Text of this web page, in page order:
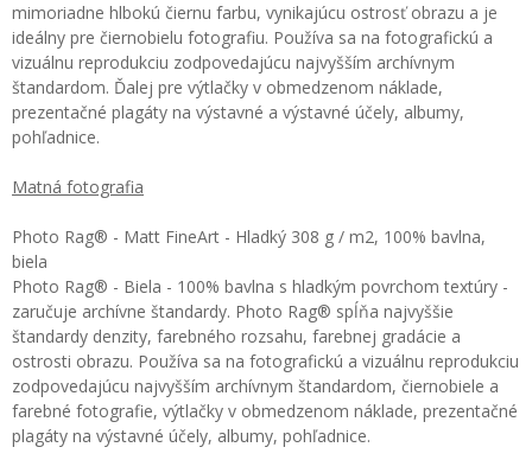
mimoriadne hlbokú čiernu farbu, vynikajúcu ostrosť obrazu a je
ideálny pre čiernobielu fotografiu. Používa sa na fotografickú a
vizuálnu reprodukciu zodpovedajúcu najvyšším archívnym
štandardom. Ďalej pre výtlačky v obmedzenom náklade,
prezentačné plagáty na výstavné a výstavné účely, albumy,
pohľadnice.
Matná fotografia
Photo Rag® - Matt FineArt - Hladký 308 g / m2, 100% bavlna,
biela
Photo Rag® - Biela - 100% bavlna s hladkým povrchom textúry -
zaručuje archívne štandardy. Photo Rag® spĺňa najvyššie
štandardy denzity, farebného rozsahu, farebnej gradácie a
ostrosti obrazu. Používa sa na fotografickú a vizuálnu reprodukciu
zodpovedajúcu najvyšším archívnym štandardom, čiernobiele a
farebné fotografie, výtlačky v obmedzenom náklade, prezentačné
plagáty na výstavné účely, albumy, pohľadnice.